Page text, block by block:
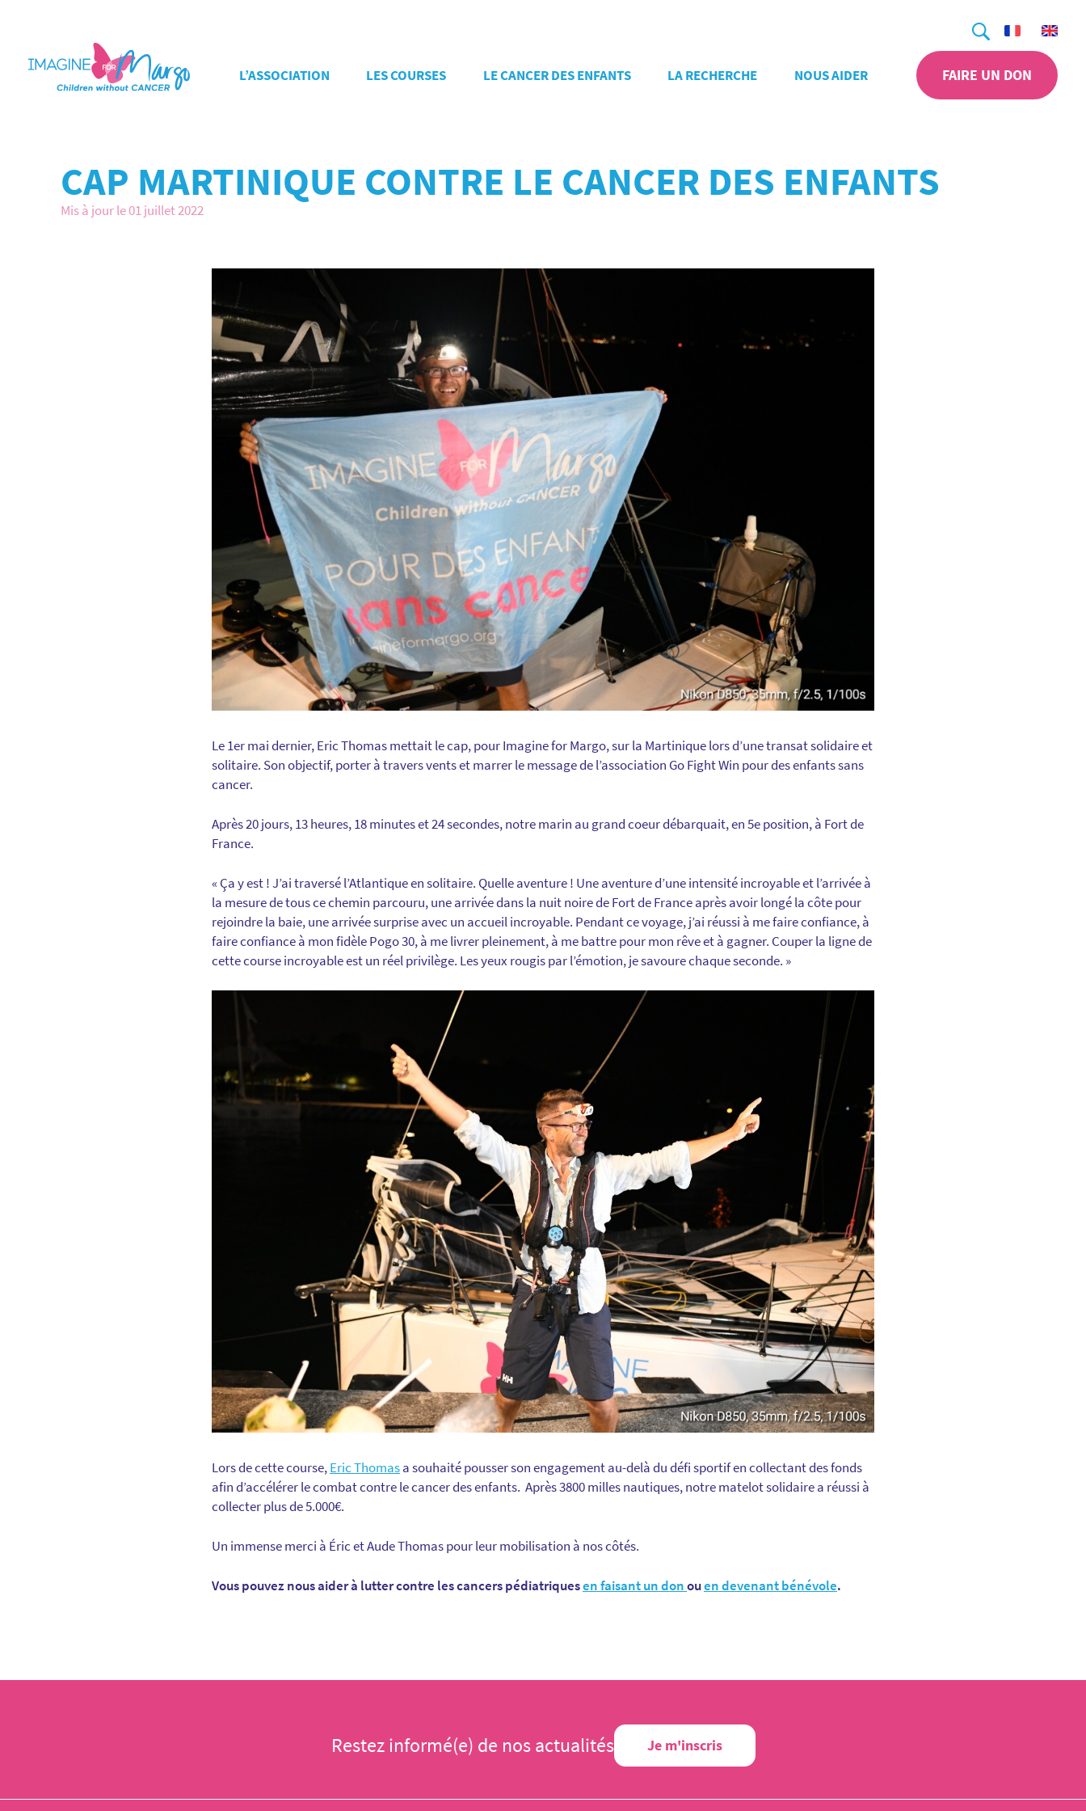
Recherche
L’ASSOCIATION LES COURSES LE CANCER DES ENFANTS LA RECHERCHE NOUS AIDER FAIRE UN DON
CAP MARTINIQUE CONTRE LE CANCER DES ENFANTS
Mis à jour le 01 juillet 2022
Le 1er mai dernier, Eric Thomas mettait le cap, pour Imagine for Margo, sur la Martinique lors d’une transat solidaire et
solitaire. Son objectif, porter à traversventset marrer le message de l’association Go Fight Win pour des enfants sans
cancer.
Après 20 jours, 13 heures, 18 minutes et 24 secondes, notre marin au grand coeur débarquait, en 5e position, à Fort de
France.
«Ça y est ! J’ai traversé l’Atlantique en solitaire. Quelle aventure ! Une aventure d’une intensité incroyableetl’arrivée à
la mesure de tous ce chemin parcouru, une arrivée dans la nuit noire de Fort de France après avoir longé la côte pour
rejoindre la baie, une arrivée surprise avec un accueil incroyable. Pendant ce voyage, j’ai réussi à me faire confiance, à
faire confiance à mon fidèle Pogo 30, à me livrer pleinement, à me battre pour mon rêve et à gagner. Couper la ligne de
cette course incroyable est un réel privilège. Les yeux rougis par l’émotion, je savoure chaque seconde. »
Lors de cette course,Eric Thomasa souhaité pousser son engagement au-delà du défi sportif en collectant des fonds
afin d’accélérer le combat contre le cancer des enfants. Après 3800 milles nautiques, notre matelot solidaire a réussi à
collecter plus de 5.000€.
Un immense merci à Éric et Aude Thomas pour leur mobilisation à nos côtés.
Vous pouvez nous aider à lutter contre les cancers pédiatriquesen faisant un donouen devenant bénévole.
Restez informé(e) de nos actualités Je m'inscris